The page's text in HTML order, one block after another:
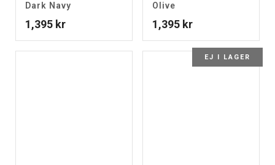
Dark Navy
1,395 kr
Olive
1,395 kr
EJ I LAGER